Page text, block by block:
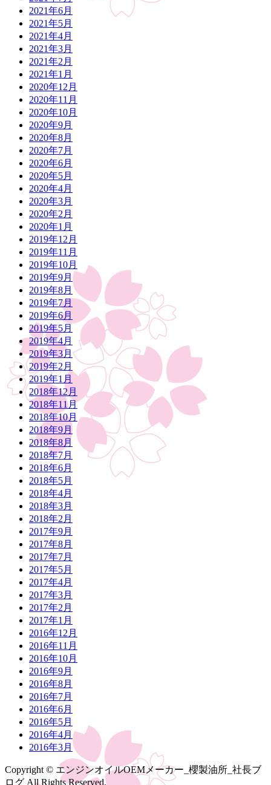
2021年6月
2021年5月
2021年4月
2021年3月
2021年2月
2021年1月
2020年12月
2020年11月
2020年10月
2020年9月
2020年8月
2020年7月
2020年6月
2020年5月
2020年4月
2020年3月
2020年2月
2020年1月
2019年12月
2019年11月
2019年10月
2019年9月
2019年8月
2019年7月
2019年6月
2019年5月
2019年4月
2019年3月
2019年2月
2019年1月
2018年12月
2018年11月
2018年10月
2018年9月
2018年8月
2018年7月
2018年6月
2018年5月
2018年4月
2018年3月
2018年2月
2017年9月
2017年8月
2017年7月
2017年5月
2017年4月
2017年3月
2017年2月
2017年1月
2016年12月
2016年11月
2016年10月
2016年9月
2016年8月
2016年7月
2016年6月
2016年5月
2016年4月
2016年3月
Copyright © エンジンオイルOEMメーカー_櫻製油所_社長ブ
ログ All Rights Reserved.